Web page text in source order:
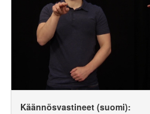
Käännösvastineet (suomi):